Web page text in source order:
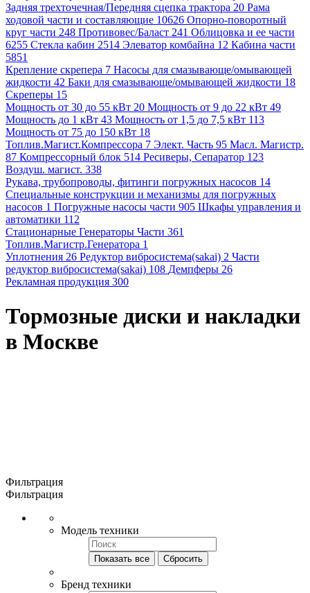
Задняя трехточечная/Передняя сцепка трактора 20 Рама
ходовой части и составляющие 10626 Опорно-поворотный
круг части 248 Противовес/Баласт 241 Облицовка и ее части
6255 Стекла кабин 2514 Элеватор комбайна 12 Кабина части
5851
Крепление скрепера 7 Насосы для смазывающе/омывающей
жидкости 42 Баки для смазывающе/омывающей жидкости 18
Скреперы 15
Мощность от 30 до 55 кВт 20 Мощность от 9 до 22 кВт 49
Мощность до 1 кВт 43 Мощность от 1,5 до 7,5 кВт 113
Мощность от 75 до 150 кВт 18
Топлив.Магист.Компрессора 7 Элект. Часть 95 Масл. Магистр.
87 Компрессорный блок 514 Ресиверы, Сепаратор 123
Воздуш. магист. 338
Рукава, трубопроводы, фитинги погружных насосов 14
Специальные конструкции и механизмы для погружных
насосов 1 Погружные насосы части 905 Шкафы управления и
автоматики 112
Стационарные Генераторы Части 361
Топлив.Магистр.Генератора 1
Уплотнения 26 Редуктор вибросистема(sakai) 2 Части
редуктор вибросистема(sakai) 108 Демпферы 26
Рекламная продукция 300
Тормозные диски и накладки
в Москве
Фильтрация
Фильтрация
Модель техники
Показать все Сбросить
Бренд техники